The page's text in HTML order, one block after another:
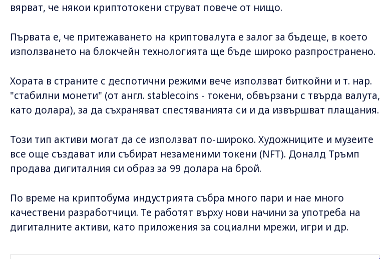
вярват, че някои криптотокени струват повече от нищо.
Първата е, че притежаването на криптовалута е залог за бъдеще, в което
използването на блокчейн технологията ще бъде широко разпространено.
Хората в страните с деспотични режими вече използват биткойни и т. нар.
"стабилни монети" (от англ. stablecoins - токени, обвързани с твърда валута,
като долара), за да съхраняват спестяванията си и да извършват плащания.
Този тип активи могат да се използват по-широко. Художниците и музеите
все още създават или събират незаменими токени (NFT). Доналд Тръмп
продава дигиталния си образ за 99 долара на брой.
По време на криптобума индустрията събра много пари и нае много
качествени разработчици. Те работят върху нови начини за употреба на
дигиталните активи, като приложения за социални мрежи, игри и др.